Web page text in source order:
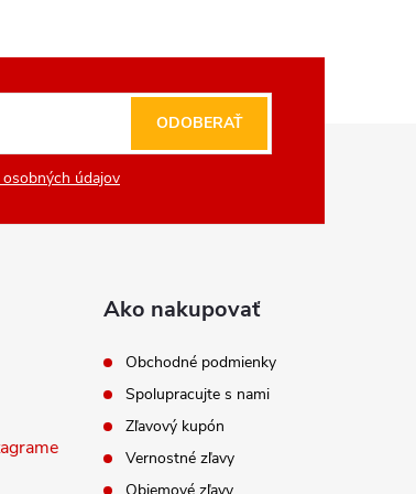
údajov
ODOBERAŤ
Ako nakupovať
Obchodné podmienky
Spolupracujte s nami
Zľavový kupón
Vernostné zľavy